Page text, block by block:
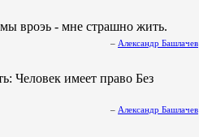
вроэь - мне страшно жить.
– Александр Башлачев
Человек имеет право Без
– Александр Башлачев